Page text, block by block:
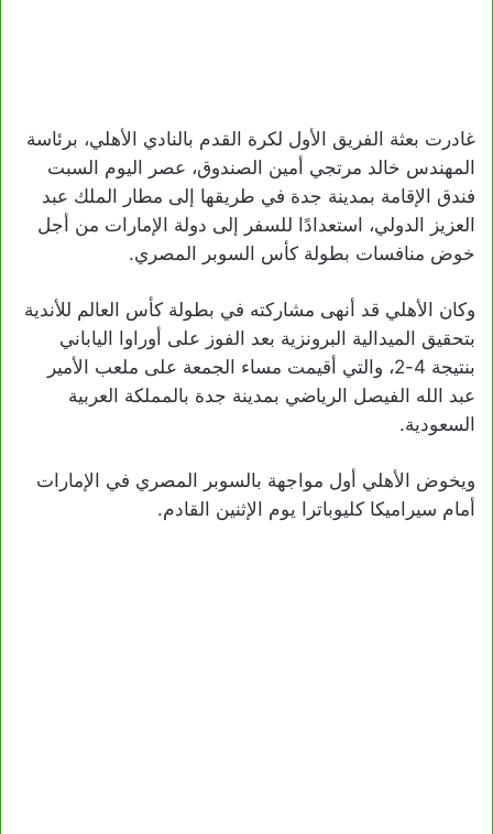
غادرت بعثة الفريق الأول لكرة القدم بالنادي الأهلي، برئاسة
المهندس خالد مرتجي أمين الصندوق، عصر اليوم السبت
فندق الإقامة بمدينة جدة في طريقها إلى مطار الملك عبد
العزيز الدولي، استعدادًا للسفر إلى دولة الإمارات من أجل
خوض منافسات بطولة كأس السوبر المصري.
‎وكان الأهلي قد أنهى مشاركته في بطولة كأس العالم للأندية
بتحقيق الميدالية البرونزية بعد الفوز على أوراوا الياباني
بنتيجة 4-2، والتي أقيمت مساء الجمعة على ملعب الأمير
عبد الله الفيصل الرياضي بمدينة جدة بالمملكة العربية
السعودية.
ويخوض الأهلي أول مواجهة بالسوبر المصري في الإمارات
أمام سيراميكا كليوباترا يوم الإثنين القادم.